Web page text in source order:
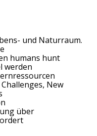
und Naturraum.
humans hunt
werden
New
über